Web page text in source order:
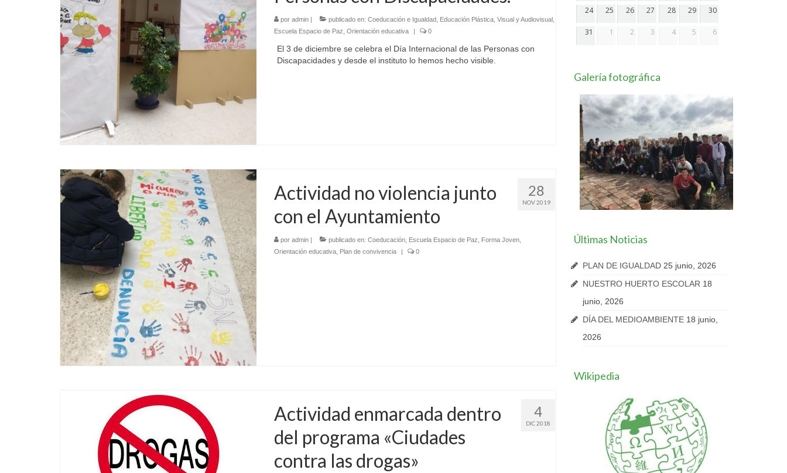
por admin| publicado en: Coeducación e Igualdad, Educación Plástica, Visual y Audiovisual,
Escuela Espacio de Paz Orientación educativa | 0
El 3 de diciembre se celebra el Día Internacional de las Personas con
Discapacidades y desde el instituto lo hemos hecho visible.
28
NOV 2019
Actividad no violencia junto
con el Ayuntamiento
por admin| publicado en: Coeducación, Escuela Espacio de Paz Forma Joven,
Orientación educativa, Plan de convivencia 0
4
DIC 2018
Actividad enmarcada dentro
del programa «Ciudades
contra las drogas»
24 25 26 27 28 29 30
31 1 2 3 4 5 6
Galería fotográfica
Últimas Noticias
PLAN DE IGUALDAD 25 junio, 2026
NUESTRO HUERTO ESCOLAR 18
junio, 2026
DÍA DEL MEDIOAMBIENTE 18 junio,
2026
Wikipedia